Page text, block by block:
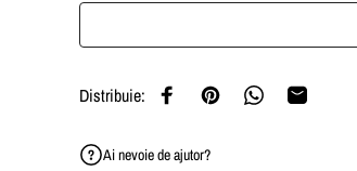
Distribuie: Distribuie pe Facebook
Pin pe Pinterest
Distribuie pe
Distribuie
Ai nevoie de ajutor?